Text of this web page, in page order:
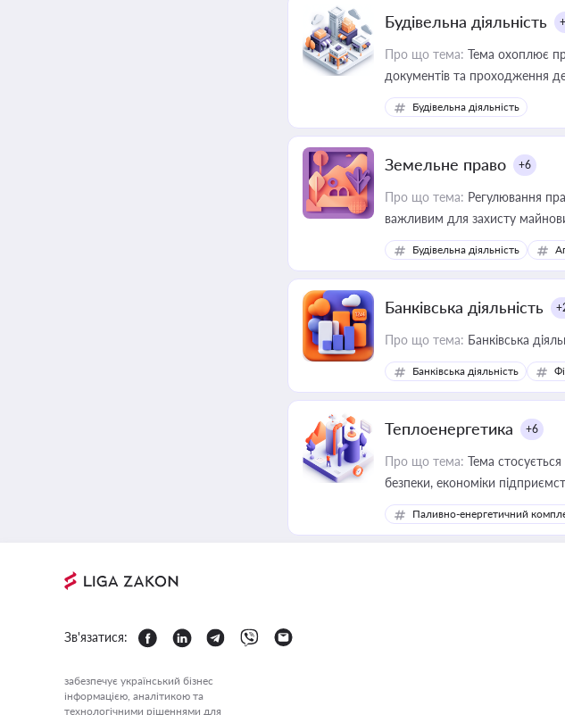
Будівельна діяльність
Про що тема: Тема охоплює
документів та проходження
Будівельна діяльність
Земельне право +6
Про що тема: Регулювання
важливим для захисту
ресурсами
Будівельна діяльність
Банківська діяльність
Про що тема: Банківська
Банківська діяльність
Теплоенергетика +6
Про що тема: Тема
безпеки, економіки
Паливно-енергетичний
Зв'язатися:
забезпечує український бізнес
інформацією, аналітикою та
технологічними рішеннями для